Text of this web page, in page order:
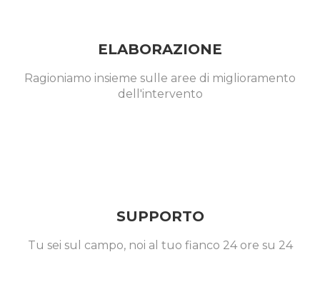
ELABORAZIONE
Ragioniamo insieme sulle aree di miglioramento
dell'intervento
SUPPORTO
Tu sei sul campo, noi al tuo fianco 24 ore su 24